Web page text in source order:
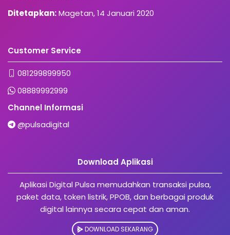
Ditetapkan:Magetan, 14 Januari 2020
Customer Service
081299899950
08889992999
Channel Informasi
@pulsadigital
Download Aplikasi
Aplikasi Digital Pulsa memudahkan transaksi pulsa,
paket data, token listrik, PPOB, dan berbagai produk
digital lainnya secara cepat dan aman.
DOWNLOAD SEKARANG